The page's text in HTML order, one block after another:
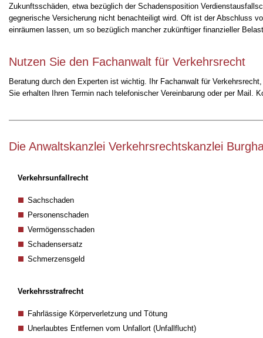
Zukunftsschäden, etwa bezüglich der Schadensposition
gegnerische Versicherung nicht benachteiligt wird. Oft ist der Abschluss
einräumen lassen, um so bezüglich mancher zukünftiger finanzieller
Nutzen Sie den Fachanwalt für Verkehrsrecht
Beratung durch den Experten ist wichtig. Ihr Fachanwalt für
Sie erhalten Ihren Termin nach telefonischer Vereinbarung oder per Mail.
Die Anwaltskanzlei Verkehrsrechtskanzlei
Verkehrsunfallrecht
Sachschaden
Personenschaden
Vermögensschaden
Schadensersatz
Schmerzensgeld
Verkehrsstrafrecht
Fahrlässige Körperverletzung und Tötung
Unerlaubtes Entfernen vom Unfallort (Unfallflucht)